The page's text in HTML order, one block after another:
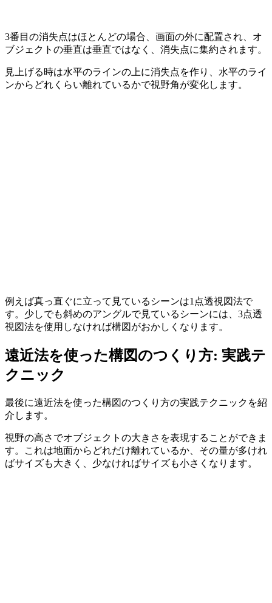
3番目の消失点はほとんどの場合、画面の外に配置され、オ
ブジェクトの垂直は垂直ではなく、消失点に集約されます。
見上げる時は水平のラインの上に消失点を作り、水平のライ
ンからどれくらい離れているかで視野角が変化します。
例えば真っ直ぐに立って見ているシーンは1点透視図法で
す。少しでも斜めのアングルで見ているシーンには、3点透
視図法を使用しなければ構図がおかしくなります。
遠近法を使った構図のつくり方: 実践テ
クニック
最後に遠近法を使った構図のつくり方の実践テクニックを紹
介します。
視野の高さでオブジェクトの大きさを表現することができま
す。これは地面からどれだけ離れているか、その量が多けれ
ばサイズも大きく、少なければサイズも小さくなります。